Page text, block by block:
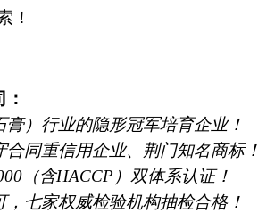
！
）行业的隐形冠军培育企业！
同重信用企业、荆门知名商标！
（含HACCP）双体系认证！
七家权威检验机构抽检合格！